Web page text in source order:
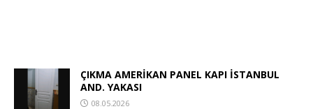
ÇIKMA AMERİKAN PANEL KAPI İSTANBUL
AND. YAKASI
08.05.2026